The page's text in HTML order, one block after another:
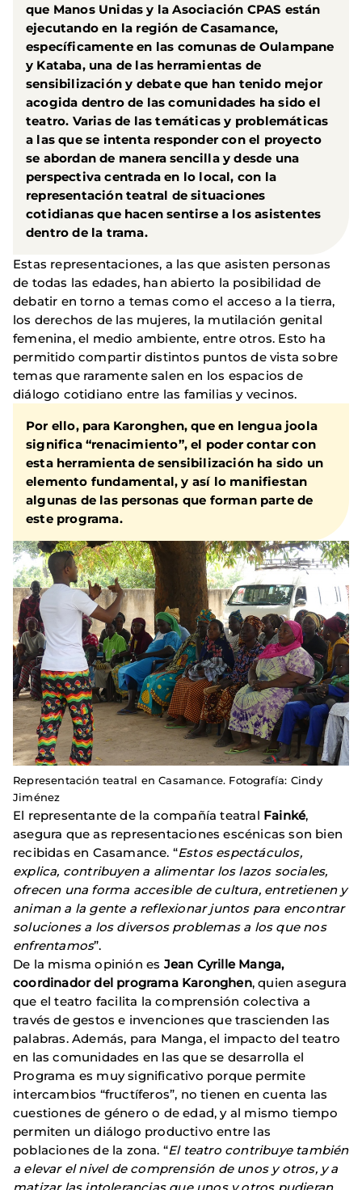
que Manos Unidas y la Asociación CPAS están
ejecutando en la región de Casamance,
específicamente en las comunas de Oulampane
y Kataba, una de las herramientas de
sensibilización y debate que han tenido mejor
acogida dentro de las comunidades ha sido el
teatro. Varias de las temáticas y problemáticas
a las que se intenta responder con el proyecto
se abordan de manera sencilla y desde una
perspectiva centrada en lo local, con la
representación teatral de situaciones
cotidianas que hacen sentirse a los asistentes
dentro de la trama.
Estas representaciones, a las que asisten personas
de todas las edades, han abierto la posibilidad de
debatir en torno a temas como el acceso a la tierra,
los derechos de las mujeres, la mutilación genital
femenina, el medio ambiente, entre otros. Esto ha
permitido compartir distintos puntos de vista sobre
temas que raramente salen en los espacios de
diálogo cotidiano entre las familias y vecinos.
Por ello, para Karonghen, que en lengua joola
significa “renacimiento”, el poder contar con
esta herramienta de sensibilización ha sido un
elemento fundamental, y así lo manifiestan
algunas de las personas que forman parte de
este programa.
Representación teatral en Casamance. Fotografía: Cindy
Jiménez
El representante de la compañía teatral Fainké,
asegura que as representaciones escénicas son bien
recibidas en Casamance. “Estos espectáculos,
explica, contribuyen a alimentar los lazos sociales,
ofrecen una forma accesible de cultura, entretienen y
animan a la gente a reflexionar juntos para encontrar
soluciones a los diversos problemas a los que nos
enfrentamos”.
De la misma opinión es Jean Cyrille Manga,
coordinador del programa Karonghen, quien asegura
que el teatro facilita la comprensión colectiva a
través de gestos e invenciones que trascienden las
palabras. Además, para Manga, el impacto del teatro
en las comunidades en las que se desarrolla el
Programa es muy significativo porque permite
intercambios “fructíferos”, no tienen en cuenta las
cuestiones de género o de edad, y al mismo tiempo
permiten un diálogo productivo entre las
poblaciones de la zona. “El teatro contribuye también
a elevar el nivel de comprensión de unos y otros, y a
matizar las intolerancias que unos y otros pudieran